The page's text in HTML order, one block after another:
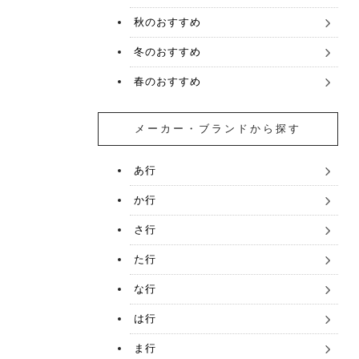
秋のおすすめ
冬のおすすめ
春のおすすめ
メーカー・ブランドから探す
あ行
か行
さ行
た行
な行
は行
ま行